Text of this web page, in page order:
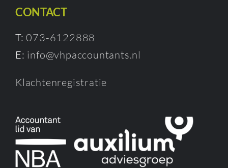
CONTACT
T:073-6122888
E: info@vhpaccountants.nl
Klachtenregistratie